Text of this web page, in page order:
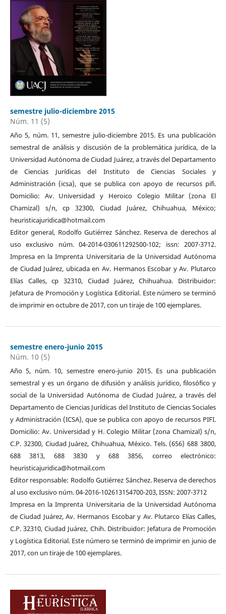
semestre julio-diciembre 2015
Núm. 11 (5)
Año 5, núm. 11, semestre julio-diciembre 2015. Es una publicación
semestral de análisis y discusión de la problemática jurídica, de la
Universidad Autónoma de Ciudad Juárez, a través del Departamento
de Ciencias Jurídicas del Instituto de Ciencias Sociales y
Administración (icsa), que se publica con apoyo de recursos pifi.
Domicilio: Av. Universidad y Heroico Colegio Militar (zona El
Chamizal) s/n, cp 32300, Ciudad Juárez, Chihuahua, México;
heuristicajuridica@hotmail.com
Editor general, Rodolfo Gutiérrez Sánchez. Reserva de derechos al
uso exclusivo núm. 04-2014-030611292500-102; issn: 2007-3712.
Impresa en la Imprenta Universitaria de la Universidad Autónoma
de Ciudad Juárez, ubicada en Av. Hermanos Escobar y Av. Plutarco
Elías Calles, cp 32310, Ciudad Juárez, Chihuahua. Distribuidor:
Jefatura de Promoción y Logística Editorial. Este número se terminó
de imprimir en octubre de 2017, con un tiraje de 100 ejemplares.
semestre enero-junio 2015
Núm. 10 (5)
Año 5, núm. 10, semestre enero-junio 2015. Es una publicación
semestral y es un órgano de difusión y análisis jurídico, filosófico y
social de la Universidad Autónoma de Ciudad Juárez, a través del
Departamento de Ciencias Jurídicas del Instituto de Ciencias Sociales
y Administración (ICSA), que se publica con apoyo de recursos PIFI.
Domicilio: Av. Universidad y H. Colegio Militar (zona Chamizal) s/n,
C.P. 32300, Ciudad Juárez, Chihuahua, México. Tels. (656) 688 3800,
688 3813, 688 3830 y 688 3856, correo electrónico:
heuristicajuridica@hotmail.com
Editor responsable: Rodolfo Gutiérrez Sánchez. Reserva de derechos
al uso exclusivo núm. 04-2016-102613154700-203, ISSN: 2007-3712
Impresa en la Imprenta Universitaria de la Universidad Autónoma
de Ciudad Juárez, Av. Hermanos Escobar y Av. Plutarco Elías Calles,
C.P. 32310, Ciudad Juárez, Chih. Distribuidor: Jefatura de Promoción
y Logística Editorial. Este número se terminó de imprimir en junio de
2017, con un tiraje de 100 ejemplares.